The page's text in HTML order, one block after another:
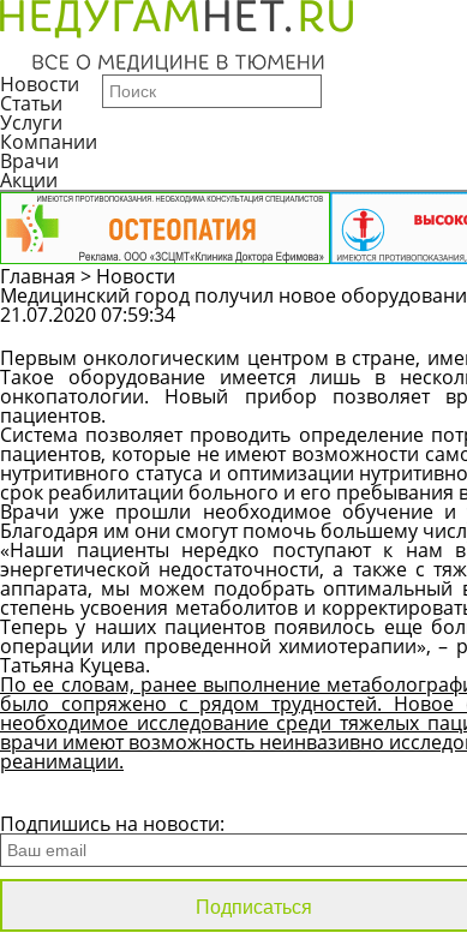
Новости
Статьи
Услуги
Компании
Врачи
Акции
Главная > Новости
Медицинский город получил новое
21.07.2020 07:59:34
Первым онкологическим центром в стране,
Такое оборудование имеется лишь в
онкопатологии. Новый прибор позволяет
пациентов.
Система позволяет проводить определение
пациентов, которые не имеют возможности
нутритивного статуса и оптимизации
срок реабилитации больного и его пребывания
Врачи уже прошли необходимое обучение
Благодаря им они смогут помочь большему
«Наши пациенты нередко поступают к нам в
энергетической недостаточности, а также с
аппарата, мы можем подобрать оптимальный
степень усвоения метаболитов и
Теперь у наших пациентов появилось еще
операции или проведенной химиотерапии», –
Татьяна Куцева.
По ее словам, ранее выполнение
было сопряжено с рядом трудностей. Новое
необходимое исследование среди тяжелых
врачи имеют возможность неинвазивно
реанимации.
Подпишись на новости: